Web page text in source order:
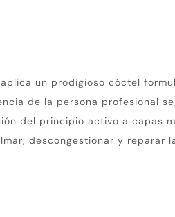
un prodigioso cóctel
de la persona profesional
del principio activo a capas
descongestionar y reparar